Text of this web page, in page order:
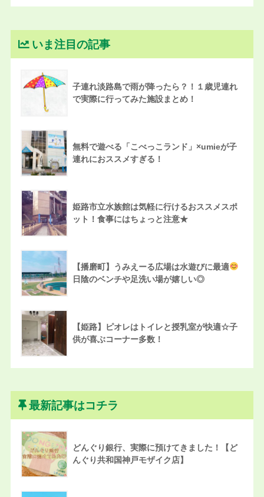
いま注目の記事
子連れ淡路島で雨が降ったら？！１歳児連れ
で実際に行ってみた施設まとめ！
無料で遊べる「こべっこランド」×umieが子
連れにおススメすぎる！
姫路市立水族館は気軽に行けるおススメスポ
ット！食事にはちょっと注意★
【播磨町】うみえーる広場は水遊びに最適
日陰のベンチや足洗い場が嬉しい◎
【姫路】ピオレはトイレと授乳室が快適☆子
供が喜ぶコーナー多数！
最新記事はコチラ
どんぐり銀行、実際に預けてきました！【ど
んぐり共和国神戸モザイク店】